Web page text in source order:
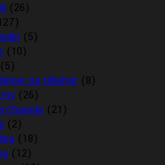
(26)
(5)
(10)
(5)
og tilbehør (8)
(26)
Spande (21)
(2)
(18)
(12)